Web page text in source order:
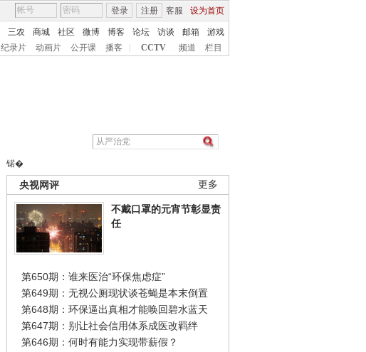
客服 设为首页
登录 注册
三农 商城 社区 微博 博客 论坛 访谈 邮箱
游戏
纪录片 动画片 公开课 播客 CCTV 频道 栏目
锘�
更多
央视网评
不戴口罩的元宵节彰显责
任
第650期：谁来医治“环保焦虑症”
第649期：无视公厕现状谈苍蝇是本末倒置
第648期：环保逼出真相才能唤回碧水蓝天
第647期：别让社会信用体系成医改羁绊
第646期：何时有能力实现带薪假？